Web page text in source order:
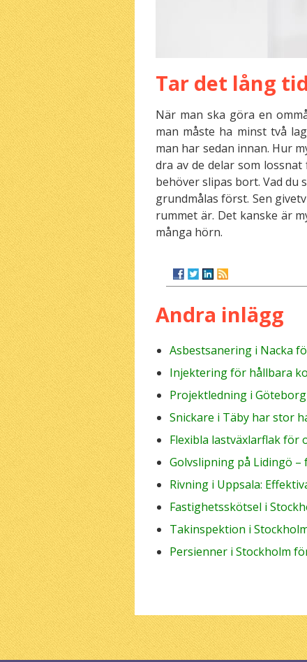
Tar det lång
När man ska göra en
man måste ha minst två
man har sedan innan. Hur
dra av de delar som
behöver slipas bort. Vad du
grundmålas först. Sen
rummet är. Det kanske är
många hörn.
Andra inlägg
Asbestsanering i Nacka
Injektering för hållbara
Projektledning i
Snickare i Täby har stor
Flexibla lastväxlarflak för
Golvslipning på Lidingö
Rivning i Uppsala:
Fastighetsskötsel i
Takinspektion i
Persienner i Stockholm